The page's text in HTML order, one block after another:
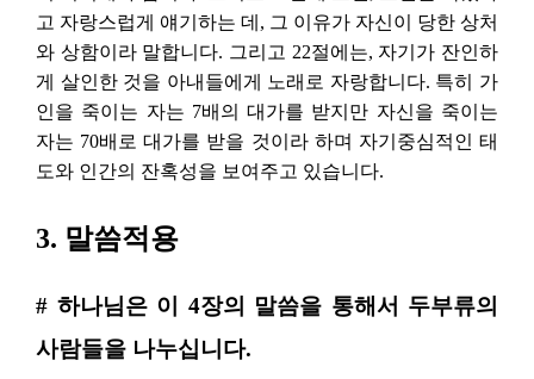
고 자랑스럽게 얘기하는 데, 그 이유가 자신이 당한 상처
와 상함이라 말합니다. 그리고 22절에는, 자기가 잔인하
게 살인한 것을 아내들에게 노래로 자랑합니다. 특히 가
인을 죽이는 자는 7배의 대가를 받지만 자신을 죽이는
자는 70배로 대가를 받을 것이라 하며 자기중심적인 태
도와 인간의 잔혹성을 보여주고 있습니다.
3. 말씀적용
# 하나님은 이 4장의 말씀을 통해서 두부류의
사람들을 나누십니다.